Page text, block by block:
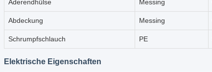
Aderendhülse Messing
Abdeckung Messing
Schrumpfschlauch PE
Elektrische Eigenschaften